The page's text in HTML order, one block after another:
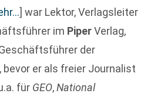
] war Lektor, Verlagsleiter
im PiperVerlag,
der
, bevor er als freier Journalist
für GEO,National